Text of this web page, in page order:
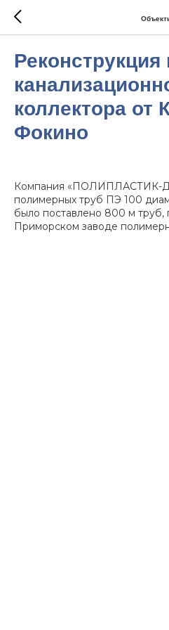
Реконструкция
коллектора от
Фокино
Компания «ПОЛИПЛАСТИК-
полимерных труб ПЭ 100
было поставлено 800 м труб,
Приморском заводе